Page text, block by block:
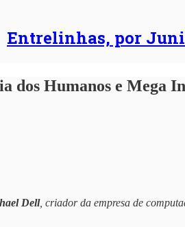
Entrelinhas, por
dos Humanos e Mega
Dell, criador da empresa de